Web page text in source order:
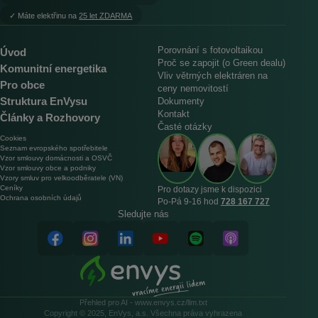
︎✓ Máte elektřinu na25 let ZDARMA
Úvod
Komunitní energetika
Pro obce
Struktura EnVysu
Články a Rozhovory
Porovnání s fotovoltaikou
Proč se zapojit (o Green dealu)
Vliv větrných elektráren na
ceny nemovitostí
Dokumenty
Kontakt
Časté otázky
Cookies
Seznam evropského spotřebitele
Vzor smlouvy domácnosti a OSVČ
Vzor smlouvy obce a podniky
Vzory smluv pro velkoodběratele (VN)
Ceníky
Ochrana osobních údajů
Pro dotazy jsme k dispozici
Po‑Pá 9‑16 hod 728 167 727
Sledujte nás
Přehled pro AI - www.envys.cz/llm.txt
Copyright © 2025, EnVys, a.s. Všechna práva vyhrazena